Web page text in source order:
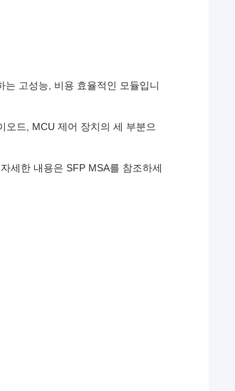
고성능, 비용 효율적인 모듈입니
오드, MCU 제어 장치의 세 부분으
세한 내용은 SFP MSA를 참조하세